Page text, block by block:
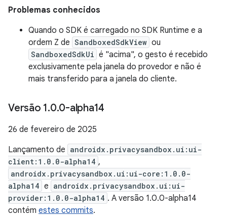
Problemas conhecidos
Quando o SDK é carregado no SDK Runtime e a
ordem Z de SandboxedSdkView ou
SandboxedSdkUi é "acima", o gesto é recebido
exclusivamente pela janela do provedor e não é
mais transferido para a janela do cliente.
Versão 1.0.0-alpha14
26 de fevereiro de 2025
Lançamento de androidx.privacysandbox.ui:ui-
client:1.0.0-alpha14 ,
androidx.privacysandbox.ui:ui-core:1.0.0-
alpha14 e androidx.privacysandbox.ui:ui-
provider:1.0.0-alpha14 . A versão 1.0.0-alpha14
contém estes commits.